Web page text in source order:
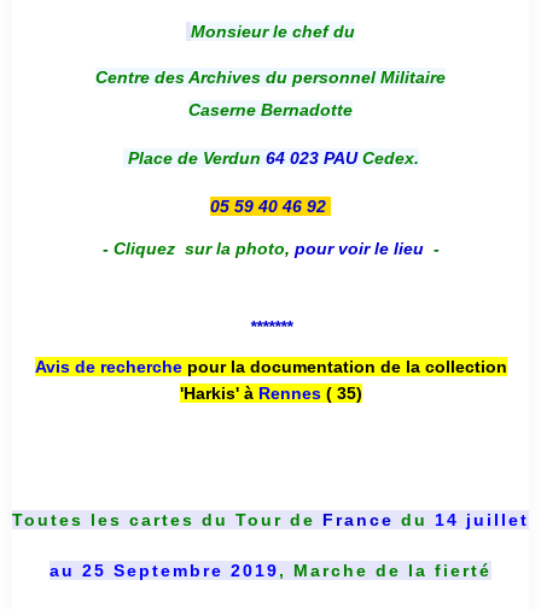
Monsieur le chef du
Centre des Archives du personnel Militaire
Caserne Bernadotte
Place de Verdun 64 023 PAUCedex.
05 59 40 46 92
- Cliquez sur la photo, pour voir le lieu -
*******
Avis de recherche pour la documentation de la collection
'Harkis' à Rennes( 35)
Toutes les cartes du Tour de France du 14 juillet
au 25 Septembre 2019, Marche de la fierté